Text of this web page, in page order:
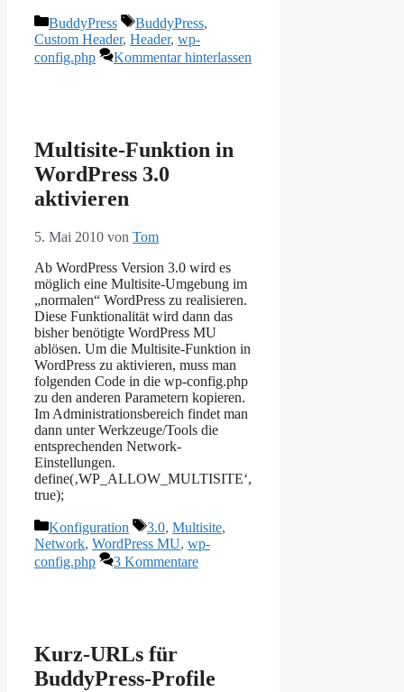
Kategorien
BuddyPress Schlagwörter
BuddyPress,
Custom Header, Header, wp-
config.php
Kommentar hinterlassen
Multisite-Funktion in
WordPress 3.0
aktivieren
5. Mai 2010 von Tom
Ab WordPress Version 3.0 wird es
möglich eine Multisite-Umgebung im
„normalen“ WordPress zu realisieren.
Diese Funktionalität wird dann das
bisher benötigte WordPress MU
ablösen. Um die Multisite-Funktion in
WordPress zu aktivieren, muss man
folgenden Code in die wp-config.php
zu den anderen Parametern kopieren.
Im Administrationsbereich findet man
dann unter Werkzeuge/Tools die
entsprechenden Network-
Einstellungen.
define(‚WP_ALLOW_MULTISITE‘,
true);
Kategorien
Konfiguration Schlagwörter
3.0, Multisite,
Network, WordPress MU, wp-
config.php
3 Kommentare
Kurz-URLs für
BuddyPress-Profile